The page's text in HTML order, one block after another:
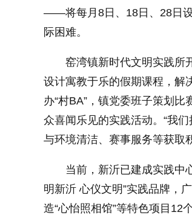
——将每月8日、18日、28日
际困难。
窑湾镇新时代文明实践所
设计寓教于乐的假期课程，解
办“村BA”，镇党委班子策划
众喜闻乐见的实践活动。“我们
与环境清洁、赛事服务等获取
当前，新沂已建成实践中
明新沂 心仪文明”实践品牌，
造“心怡照相馆”等特色项目12